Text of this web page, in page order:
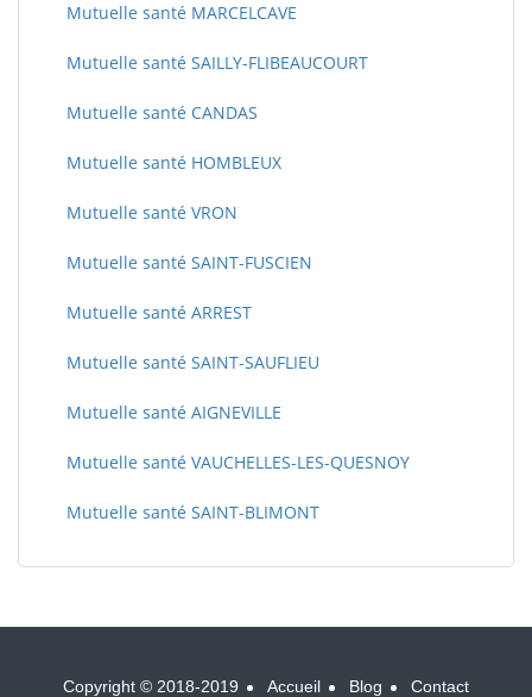
Mutuelle santé MARCELCAVE
Mutuelle santé SAILLY-FLIBEAUCOURT
Mutuelle santé CANDAS
Mutuelle santé HOMBLEUX
Mutuelle santé VRON
Mutuelle santé SAINT-FUSCIEN
Mutuelle santé ARREST
Mutuelle santé SAINT-SAUFLIEU
Mutuelle santé AIGNEVILLE
Mutuelle santé VAUCHELLES-LES-QUESNOY
Mutuelle santé SAINT-BLIMONT
Copyright © 2018-2019 Accueil Blog Contact